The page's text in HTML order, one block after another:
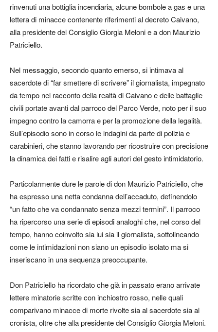
rinvenuti una bottiglia incendiaria, alcune bombole a gas e una
lettera di minacce contenente riferimenti al decreto Caivano,
alla presidente del Consiglio Giorgia Meloni e a don Maurizio
Patriciello.
Nel messaggio, secondo quanto emerso, si intimava al
sacerdote di “far smettere di scrivere” il giornalista, impegnato
da tempo nel racconto della realtà di Caivano e delle battaglie
civili portate avanti dal parroco del Parco Verde, noto per il suo
impegno contro la camorra e per la promozione della legalità.
Sull’episodio sono in corso le indagini da parte di polizia e
carabinieri, che stanno lavorando per ricostruire con precisione
la dinamica dei fatti e risalire agli autori del gesto intimidatorio.
Particolarmente dure le parole di don Maurizio Patriciello, che
ha espresso una netta condanna dell’accaduto, definendolo
“un fatto che va condannato senza mezzi termini”. Il parroco
ha ripercorso una serie di episodi analoghi che, nel corso del
tempo, hanno coinvolto sia lui sia il giornalista, sottolineando
come le intimidazioni non siano un episodio isolato ma si
inseriscano in una sequenza preoccupante.
Don Patriciello ha ricordato che già in passato erano arrivate
lettere minatorie scritte con inchiostro rosso, nelle quali
comparivano minacce di morte rivolte sia al sacerdote sia al
cronista, oltre che alla presidente del Consiglio Giorgia Meloni.